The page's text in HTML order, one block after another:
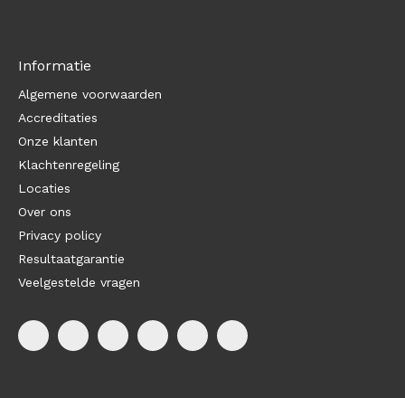
Informatie
Algemene voorwaarden
Accreditaties
Onze klanten
Klachtenregeling
Locaties
Over ons
Privacy policy
Resultaatgarantie
Veelgestelde vragen